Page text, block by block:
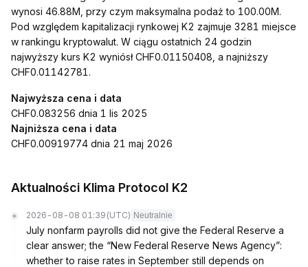
wynosi 46.88M, przy czym maksymalna podaż to 100.00M.
Pod względem kapitalizacji rynkowej K2 zajmuje 3281 miejsce
w rankingu kryptowalut. W ciągu ostatnich 24 godzin
najwyższy kurs K2 wyniósł CHF0.01150408, a najniższy
CHF0.01142781.
Najwyższa cena i data
CHF0.083256 dnia 1 lis 2025
Najniższa cena i data
CHF0.00919774 dnia 21 maj 2026
Aktualności Klima Protocol K2
2026-08-08 01:39 (UTC) Neutralnie
July nonfarm payrolls did not give the Federal Reserve a
clear answer; the “New Federal Reserve News Agency”:
whether to raise rates in September still depends on